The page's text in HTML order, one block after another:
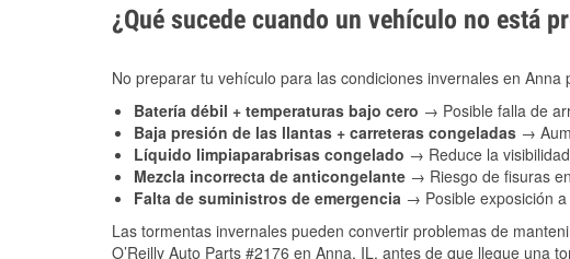
¿Qué sucede cuando un vehículo no está
No preparar tu vehículo para las condiciones invernales en
Batería débil + temperaturas bajo cero → Posible falla de
Baja presión de las llantas + carreteras congeladas →
Líquido limpiaparabrisas congelado → Reduce la
Mezcla incorrecta de anticongelante → Riesgo de fisuras
Falta de suministros de emergencia → Posible exposición
Las tormentas invernales pueden convertir problemas de
O’Reilly Auto Parts #2176 en Anna, IL, antes de que llegue una